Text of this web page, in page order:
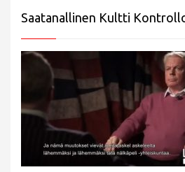
Saatanallinen Kultti